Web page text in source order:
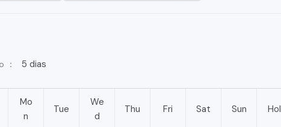
： 5 dias
Mo
n
Tue
We
d
Thu Fri Sat Sun Hol